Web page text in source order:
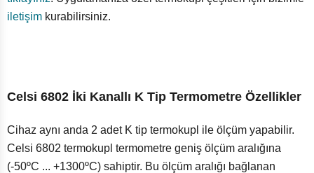
iletişim kurabilirsiniz.
Celsi 6802 İki Kanallı K Tip Termometre Özellikler
Cihaz aynı anda 2 adet K tip termokupl ile ölçüm yapabilir.
Celsi 6802 termokupl termometre geniş ölçüm aralığına
(-50ºC ... +1300ºC) sahiptir. Bu ölçüm aralığı bağlanan